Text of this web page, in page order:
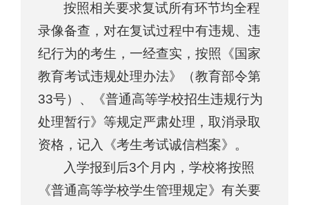
按照相关要求复试所有环节均全程
录像备查，对在复试过程中有违规、违
纪行为的考生，一经查实，按照《国家
教育考试违规处理办法》（教育部令第
33号）、《普通高等学校招生违规行为
处理暂行》等规定严肃处理，取消录取
资格，记入《考生考试诚信档案》。
入学报到后3个月内，学校将按照
《普通高等学校学生管理规定》有关要